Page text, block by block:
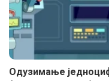
Одузимање